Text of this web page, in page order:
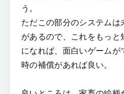
う。
ただこの部分のシステムは
があるので、これをもっと
になれば、面白いゲームが
時の補償があれば良い。